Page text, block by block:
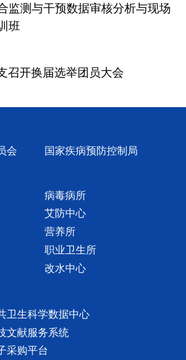
监测与干预数据审核分析与现场
班
召开换届选举团员大会
会 国家疾病预防控制局
病毒病所
艾防中心
营养所
职业卫生所
改水中心
卫生科学数据中心
文献服务系统
采购平台